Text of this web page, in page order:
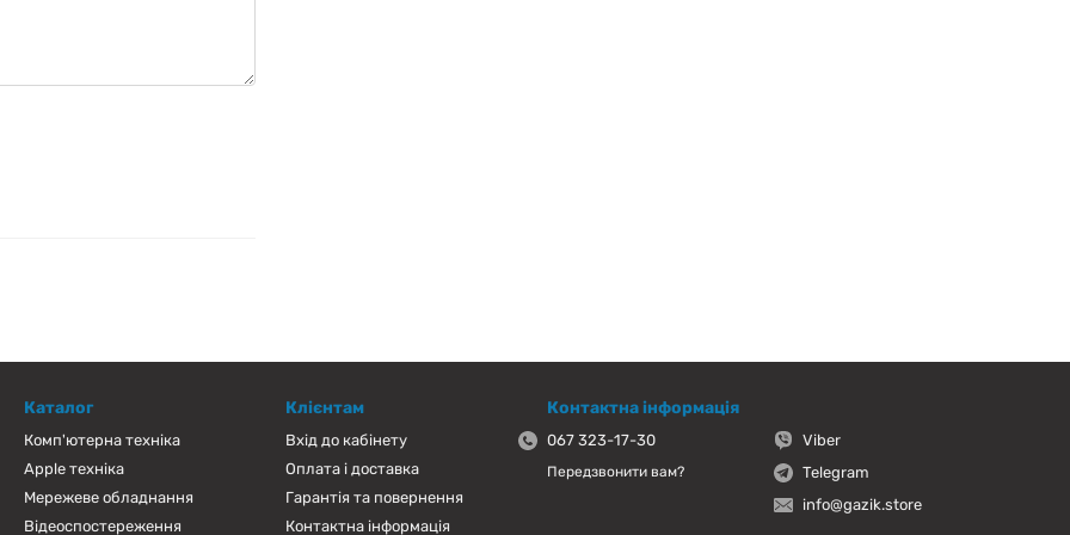
Каталог
Комп'ютерна техніка
Apple техніка
Мережеве обладнання
Відеоспостереження
Клієнтам
Вхід до кабінету
Оплата і доставка
Гарантія та повернення
Контактна інформація
Контактна інформація
067 323-17-30
Передзвонити вам?
Viber
Telegram
info@gazik.store